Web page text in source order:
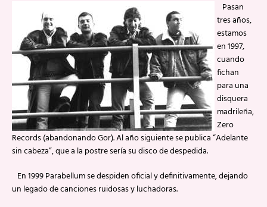
Pasan
tres años,
estamos
en 1997,
cuando
fichan
para una
disquera
madrileña,
Zero
Records (abandonando Gor). Al año siguiente se publica “Adelante
sin cabeza”, que a la postre sería su disco de despedida.
En 1999 Parabellum se despiden oficial y definitivamente, dejando
un legado de canciones ruidosas y luchadoras.